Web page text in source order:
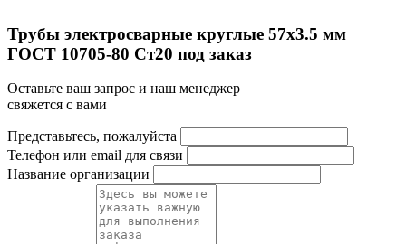
Трубы электросварные круглые 57x3.5 мм
ГОСТ 10705-80 Ст20 под заказ
Оставьте ваш запрос и наш менеджер
свяжется с вами
Представьтесь, пожалуйста
Телефон или email для связи
Название организации